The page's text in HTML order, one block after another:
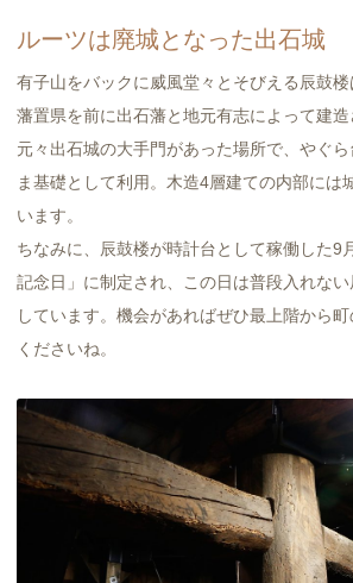
ルーツは廃城となった出石城
有子山をバックに威風堂々とそびえる辰鼓
藩置県を前に出石藩と地元有志によって建造
元々出石城の大手門があった場所で、やぐ
ま基礎として利用。木造4層建ての内部には
います。
ちなみに、辰鼓楼が時計台として稼働した9
記念日」に制定され、この日は普段入れな
しています。機会があればぜひ最上階から
くださいね。